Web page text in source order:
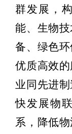
群发展，
能、生物
备、绿色
优质高效
业同先进
快发展物
系，降低